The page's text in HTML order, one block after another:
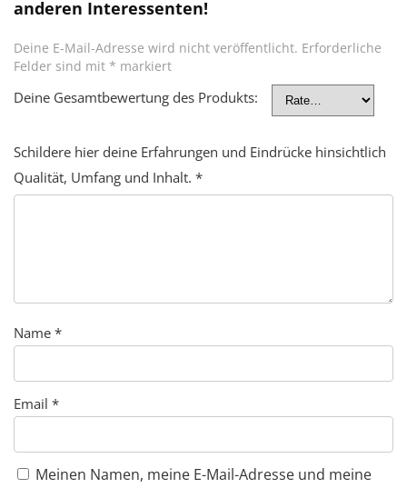
anderen Interessenten!
Deine E-Mail-Adresse wird nicht veröffentlicht. Erforderliche
Felder sind mit * markiert
Deine Gesamtbewertung des Produkts:
Schildere hier deine Erfahrungen und Eindrücke hinsichtlich
Qualität, Umfang und Inhalt. *
Name *
Email *
Meinen Namen, meine E-Mail-Adresse und meine